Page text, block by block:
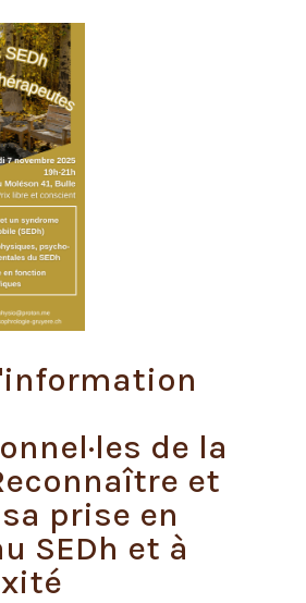
de la
et
prise en
SEDh et à